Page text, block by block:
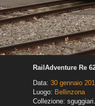
RailAdventure Re
Data: 30 gennaio
Luogo: Bellinzona
Collezione: